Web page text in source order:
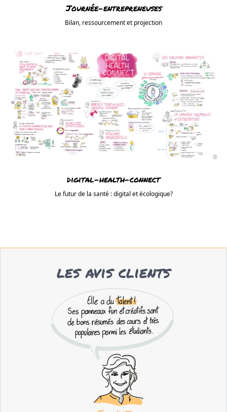
Journée-entrepreneuses
Bilan, ressourcement et projection
digital-health-connect
Le futur de la santé : digital et écologique?
les avis clients